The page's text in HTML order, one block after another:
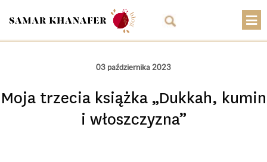
Artykuły
Warsztaty
03 października 2023
Moja trzecia książka „Dukkah, kumin
i włoszczyzna”